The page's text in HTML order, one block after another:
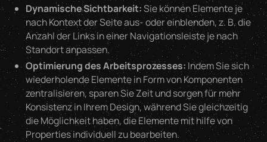
Dynamische Sichtbarkeit:Sie können Elemente je
nach Kontext der Seite aus- oder einblenden, z. B. die
Anzahl der Links in einer Navigationsleiste je nach
Standort anpassen.
Optimierung des Arbeitsprozesses:Indem Sie sich
wiederholende Elemente in Form von Komponenten
zentralisieren, sparen Sie Zeit und sorgen für mehr
Konsistenz in Ihrem Design, während Sie gleichzeitig
die Möglichkeit haben, die Elemente mit hilfe von
Properties individuell zu bearbeiten.